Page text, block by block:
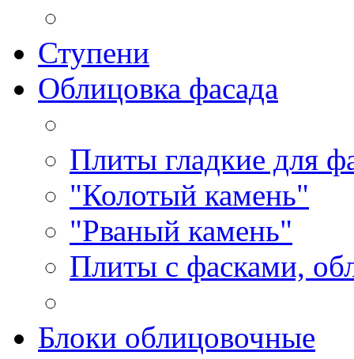
Ступени
Облицовка фасада
Плиты гладкие для
"Колотый камень"
"Рваный камень"
Плиты с фасками,
Блоки облицовочные